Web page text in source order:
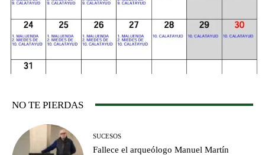
NO TE PIERDAS
SUCESOS
Fallece el arqueólogo Manuel Martín